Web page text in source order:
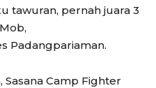
tawuran, pernah juara 3
Padangpariaman.
Camp Fighter